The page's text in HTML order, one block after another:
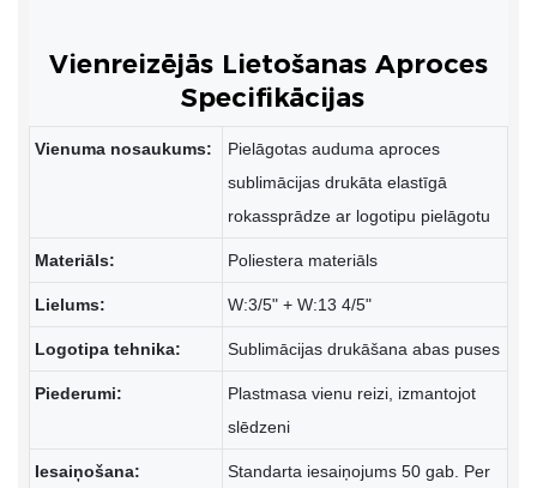
Specifikācijas
Vienuma nosaukums:
Pielāgotas auduma aproces
sublimācijas drukāta elastīgā
rokassprādze ar logotipu pielāgotu
Materiāls: Poliestera materiāls
Lielums: W:3/5" + W:13 4/5"
Logotipa tehnika: Sublimācijas drukāšana abas puses
Piederumi:
Plastmasa vienu reizi, izmantojot
slēdzeni
Iesaiņošana: Standarta iesaiņojums 50 gab. Per